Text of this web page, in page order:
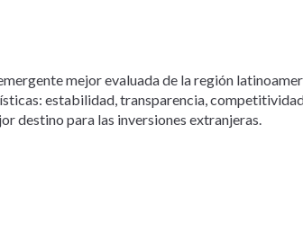
mejor evaluada de la región
estabilidad, transparencia,
destino para las inversiones extranjeras.